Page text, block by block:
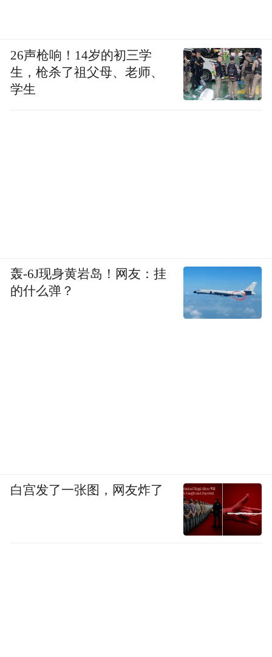
26声枪响！14岁的初三学
生，枪杀了祖父母、老师、
学生
轰-6J现身黄岩岛！网友：挂
的什么弹？
白宫发了一张图，网友炸了